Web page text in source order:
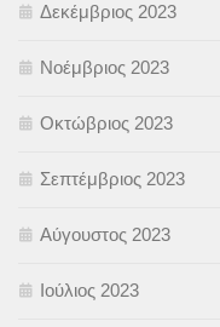
Δεκέμβριος 2023
Νοέμβριος 2023
Οκτώβριος 2023
Σεπτέμβριος 2023
Αύγουστος 2023
Ιούλιος 2023